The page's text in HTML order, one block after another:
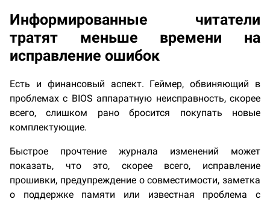
Информированные читатели
тратят меньше времени на
исправление ошибок
Есть и финансовый аспект. Геймер, обвиняющий в
проблемах с BIOS аппаратную неисправность, скорее
всего, слишком рано бросится покупать новые
комплектующие.
Быстрое прочтение журнала изменений может
показать, что это, скорее всего, исправление
прошивки, предупреждение о совместимости, заметка
о поддержке памяти или известная проблема с